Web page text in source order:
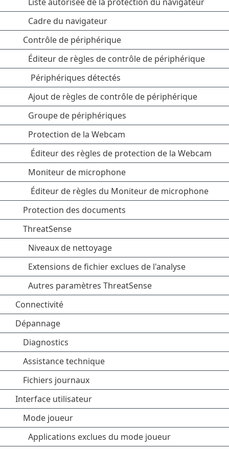
Cadre du navigateur
Contrôle de périphérique
Éditeur de règles de contrôle de périphérique
Périphériques détectés
Ajout de règles de contrôle de périphérique
Groupe de périphériques
Protection de la Webcam
Éditeur des règles de protection de la Webcam
Moniteur de microphone
Éditeur de règles du Moniteur de microphone
Protection des documents
ThreatSense
Niveaux de nettoyage
Extensions de fichier exclues de l'analyse
Autres paramètres ThreatSense
Connectivité
Dépannage
Diagnostics
Assistance technique
Fichiers journaux
Interface utilisateur
Mode joueur
Applications exclues du mode joueur